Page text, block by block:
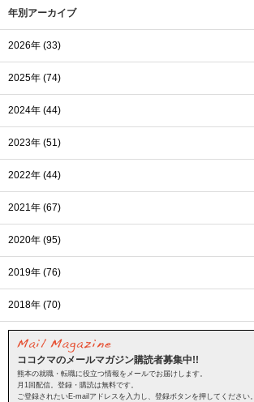
年別アーカイブ
2026年 (33)
2025年 (74)
2024年 (44)
2023年 (51)
2022年 (44)
2021年 (67)
2020年 (95)
2019年 (76)
2018年 (70)
ココクマのメールマガジン購読者募集中!!
熊本の就職・転職に役立つ情報をメールでお届けします。
月1回配信。登録・購読は無料です。
ご登録されたいE-mailアドレスを入力し、登録ボタンを押してください。